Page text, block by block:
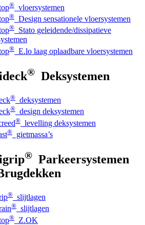
® vloersystemen
® Design sensationele vloersystemen
® Stato geleidende/dissipatieve
® E.lo laag oplaadbare vloersystemen
® Deksystemen
® deksystemen
® design deksystemen
® levelling deksystemen
® gietmassa’s
® Parkeersystemen
® slijtlagen
® slijtlagen
® Z.OK